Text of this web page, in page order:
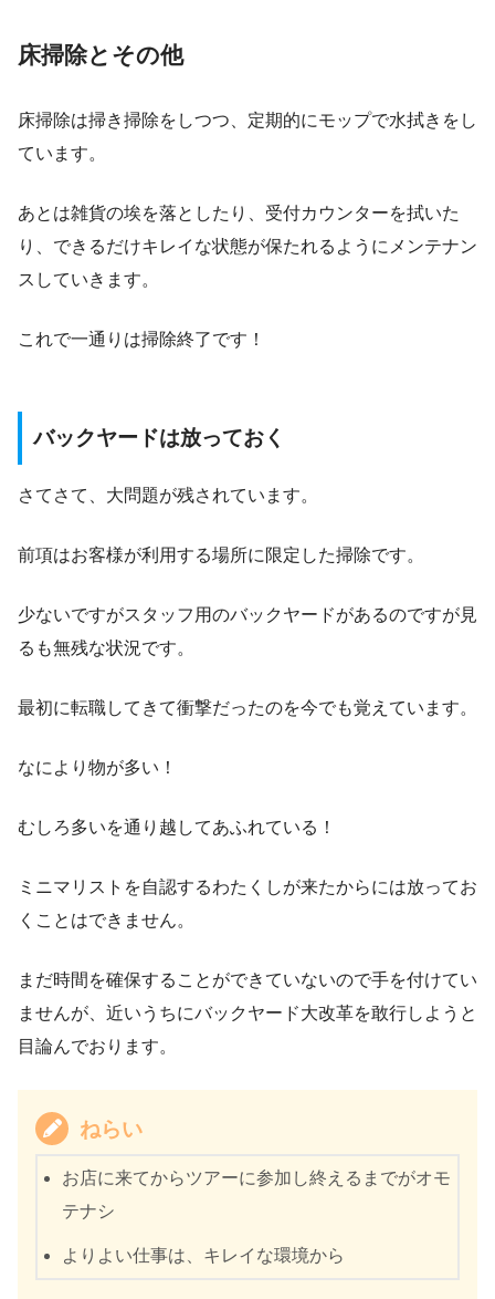
床掃除とその他
床掃除は掃き掃除をしつつ、定期的にモップで水拭きをし
ています。
あとは雑貨の埃を落としたり、受付カウンターを拭いた
り、できるだけキレイな状態が保たれるようにメンテナン
スしていきます。
これで一通りは掃除終了です！
バックヤードは放っておく
さてさて、大問題が残されています。
前項はお客様が利用する場所に限定した掃除です。
少ないですがスタッフ用のバックヤードがあるのですが見
るも無残な状況です。
最初に転職してきて衝撃だったのを今でも覚えています。
なにより物が多い！
むしろ多いを通り越してあふれている！
ミニマリストを自認するわたくしが来たからには放ってお
くことはできません。
まだ時間を確保することができていないので手を付けてい
ませんが、近いうちにバックヤード大改革を敢行しようと
目論んでおります。
ねらい
お店に来てからツアーに参加し終えるまでがオモ
テナシ
よりよい仕事は、キレイな環境から